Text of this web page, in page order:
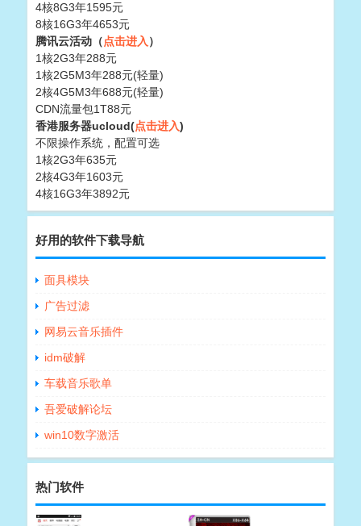
4核8G3年1595元
8核16G3年4653元
腾讯云活动（点击进入 ）
1核2G3年288元
1核2G5M3年288元(轻量)
2核4G5M3年688元(轻量)
CDN流量包1T88元
香港服务器ucloud(点击进入)
不限操作系统，配置可选
1核2G3年635元
2核4G3年1603元
4核16G3年3892元
好用的软件下载导航
面具模块
广告过滤
网易云音乐插件
idm破解
车载音乐歌单
吾爱破解论坛
win10数字激活
热门软件